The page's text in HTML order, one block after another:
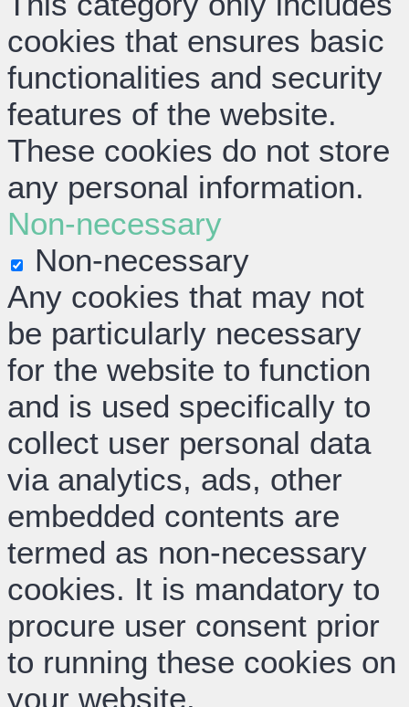
cookies that ensures basic
functionalities and security
features of the website.
These cookies do not store
any personal information.
Non-necessary
Non-necessary
Any cookies that may not
be particularly necessary
for the website to function
and is used specifically to
collect user personal data
via analytics, ads, other
embedded contents are
termed as non-necessary
cookies. It is mandatory to
procure user consent prior
to running these cookies on
your website.